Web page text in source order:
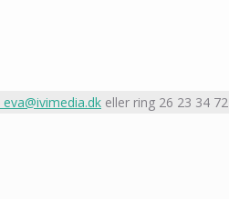
eva@ivimedia.dk eller ring 26 23 34 72